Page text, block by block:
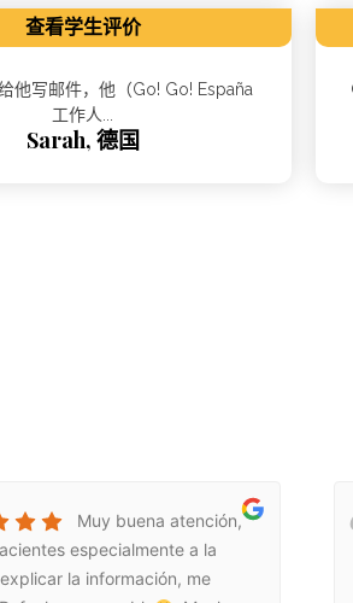
查看学生评价
他写邮件，他（Go! Go! España
工作人...
Sarah, 德国
Muy buena atención,
especialmente a la
la información, me